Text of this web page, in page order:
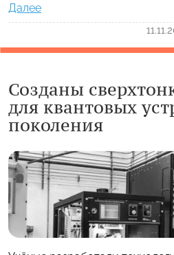
Далее
Созданы
для квантовых
поколения